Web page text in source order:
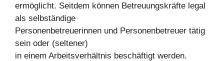
ermöglicht. Seitdem können Betreuungskräfte legal
als selbständige
Personenbetreuerinnen und Personenbetreuer tätig
sein oder (seltener)
in einem Arbeitsverhältnis beschäftigt werden.